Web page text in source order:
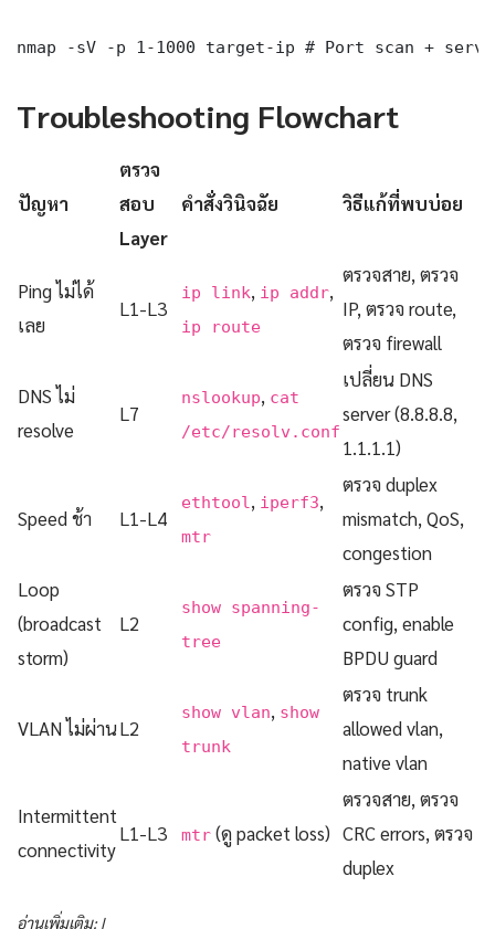
nmap -sV -p 1-1000 target-ip # Port scan +
Troubleshooting Flowchart
ปัญหา
ตรวจ
สอบ
Layer
คำสั่งวินิจฉัย วิธีแก้ที่พบบ่อย
Ping ไม่ได้
เลย
L1-L3
ip link, ip addr,
ip route
ตรวจสาย, ตรวจ
IP, ตรวจ route,
ตรวจ firewall
DNS ไม่
resolve
L7
nslookup, cat
/etc/resolv.conf
เปลี่ยน DNS
server (8.8.8.8,
1.1.1.1)
Speed ช้า L1-L4
ethtool , iperf3,
mtr
ตรวจ duplex
mismatch, QoS,
congestion
Loop
(broadcast
storm)
L2
show spanning-
tree
ตรวจ STP
config, enable
BPDU guard
VLAN ไม่ผ่านL2
show vlan, show
trunk
ตรวจ trunk
allowed vlan,
native vlan
Intermittent
connectivity
L1-L3 mtr (ดู packet loss)
ตรวจสาย, ตรวจ
CRC errors, ตรวจ
duplex
อ่านเพิ่มเติม: |